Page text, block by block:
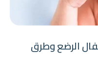
الرضع وطرق